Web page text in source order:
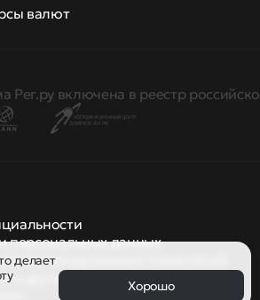
валют
Рег.ру включена в реестр
персональных данных
рекомендательных технологий
и другие
правила и политики
делает
Хорошо